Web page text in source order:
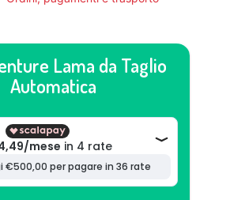
Lama da Taglio
Automatica